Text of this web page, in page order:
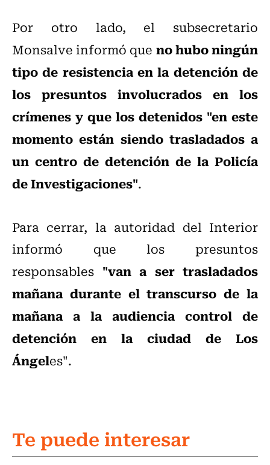
Por otro lado, el subsecretario
Monsalve informó que no hubo ningún
tipo de resistencia en la detención de
los presuntos involucrados en los
crímenes y que los detenidos "en este
momento están siendo trasladados a
un centro de detención de la Policía
de Investigaciones".
Para cerrar, la autoridad del Interior
informó que los presuntos
responsables "van a ser trasladados
mañana durante el transcurso de la
mañana a la audiencia control de
detención en la ciudad de Los
Ángeles".
Te puede interesar